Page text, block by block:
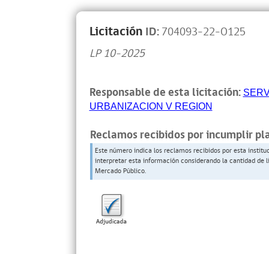
Licitación ID:704093-22-O125
LP 10-2025
Responsable de esta licitación:
URBANIZACION V REGION
Reclamos recibidos por incumplir
Este número indica los reclamos recibidos por esta
interpretar esta información considerando la cantidad
Mercado Público.